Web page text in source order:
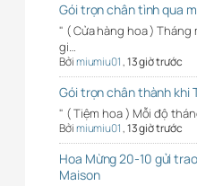
Gói trọn chân tình qua
" ( Cửa hàng hoa )
gi…
Bởimiumiu01,13 giờ trước
Gói trọn chân thành khi
" ( Tiệm hoa ) Mỗi độ
Bởimiumiu01,13 giờ trước
Hoa Mừng 20-10 gửi
Maison